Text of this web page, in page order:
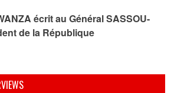
écrit au Général SASSOU-
de la République